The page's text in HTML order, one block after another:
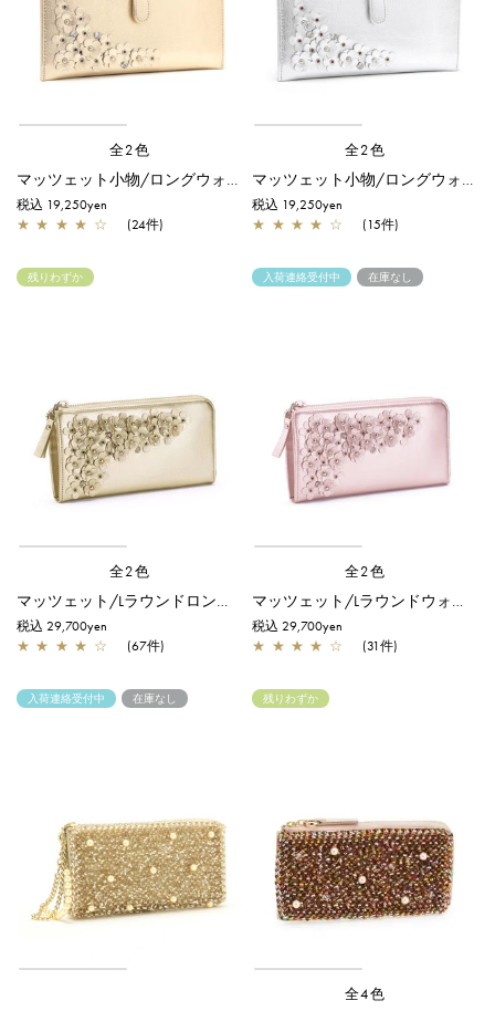
全2色
マッツェット小物/ロングウォレット(薄型)/シャンパンゴールド
税込 19,250yen
★ ★ ★ ★ ☆ (24件)
全2色
マッツェット小物/ロングウォレット(薄型)/シルバー
税込 19,250yen
★ ★ ★ ★ ☆ (15件)
残りわずか
全2色
マッツェット/Lラウンドロングウォレット/シャンパン
税込 29,700yen
★ ★ ★ ★ ☆ (67件)
入荷連絡受付中 在庫なし
全2色
マッツェット/Lラウンドウォレット/ピンク
税込 29,700yen
★ ★ ★ ★ ☆ (31件)
入荷連絡受付中 在庫なし 残りわずか
全4色